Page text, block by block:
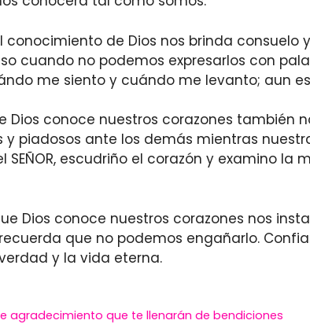
de Dios nos brinda consuelo
cuando no podemos expresarlos con
me siento y cuándo me levanto; aun
Dios conoce nuestros corazones
y piadosos ante los demás mientras
SEÑOR, escudriño el corazón y examino
Dios conoce nuestros corazones nos
que no podemos engañarlo.
y la vida eterna.
agradecimiento que te llenarán de bendiciones